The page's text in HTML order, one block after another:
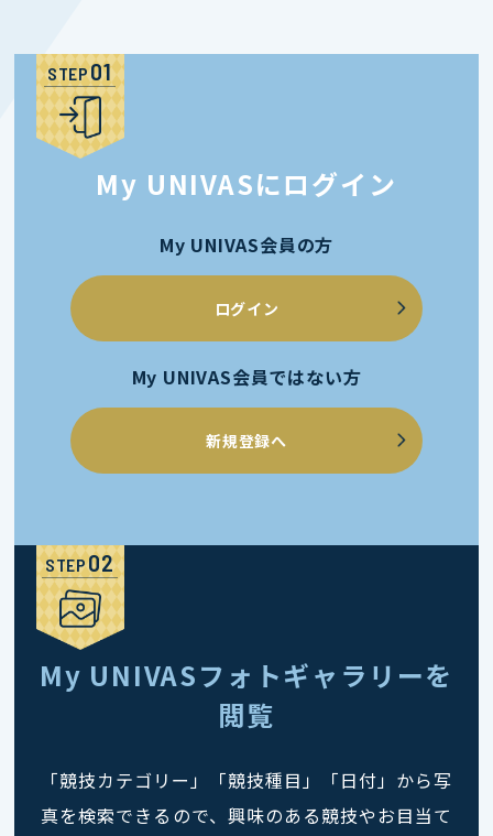
STEP
My UNIVASにログイン
My UNIVAS会員の方
ログイン
My UNIVAS会員ではない方
新規登録へ
STEP
My UNIVASフォトギャラリーを
閲覧
「競技カテゴリー」「競技種目」「日付」から写
真を検索できるので、興味のある競技やお目当て